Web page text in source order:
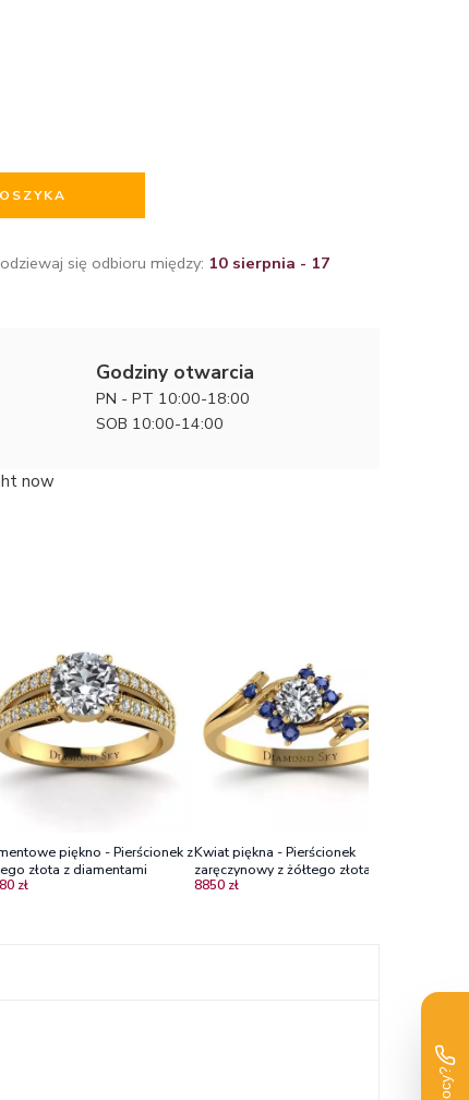
się odbioru między: 10 sierpnia - 17
Godziny otwarcia
PN - PT 10:00-18:00
SOB 10:00-14:00
now
piękno - Pierścionek z
złota z diamentami
zł
Kwiat piękna - Pierścionek
zaręczynowy z żółtego złota z
diamentem 0.30 ct P1/F i szafirami
8850 zł